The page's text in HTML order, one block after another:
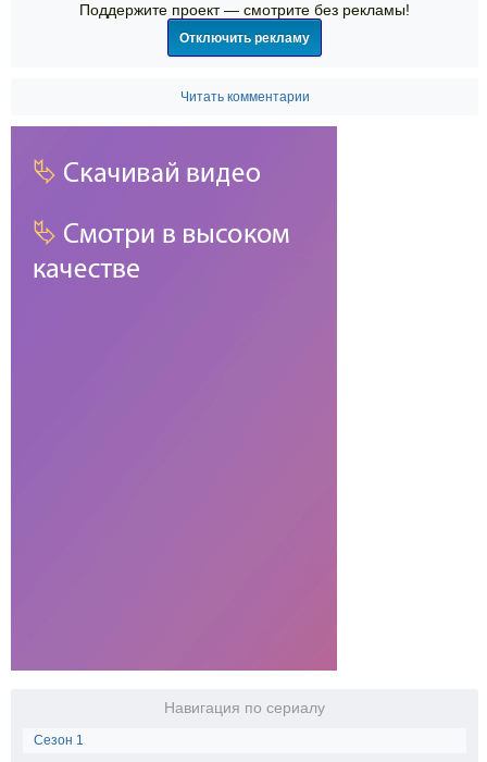
Поддержите проект — смотрите без рекламы!
Отключить рекламу
Читать комментарии
Навигация по сериалу
Сезон 1